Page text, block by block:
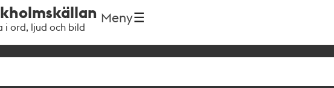
i ord, ljud och bild
Meny